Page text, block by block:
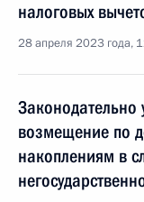
налоговых
28 апреля 2023 года,
Законодательно
возмещение по
накоплениям в